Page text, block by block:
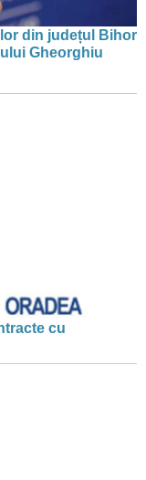
din județul Bihor
Gheorghiu
cu